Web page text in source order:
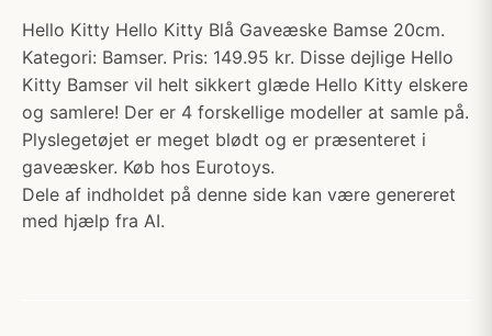
Hello Kitty Hello Kitty Blå Gaveæske Bamse 20cm.
Kategori: Bamser. Pris: 149.95 kr. Disse dejlige Hello
Kitty Bamser vil helt sikkert glæde Hello Kitty elskere
og samlere! Der er 4 forskellige modeller at samle på.
Plyslegetøjet er meget blødt og er præsenteret i
gaveæsker. Køb hos Eurotoys.
Dele af indholdet på denne side kan være genereret
med hjælp fra AI.